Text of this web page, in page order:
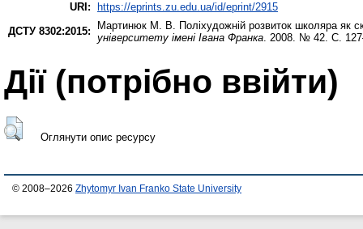
URI: https://eprints.zu.edu.ua/id/eprint/2915
ДСТУ 8302:2015:
Мартинюк М. В.
Поліхудожній розвиток школяра як
університету імені Івана Франка . 2008. № 42. С.
Дії ​​(потрібно ввійти)
Оглянути опис ресурсу
© 2008–2026 Zhytomyr Ivan Franko State University